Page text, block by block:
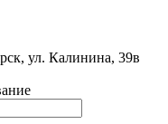
ул. Калинина, 39в